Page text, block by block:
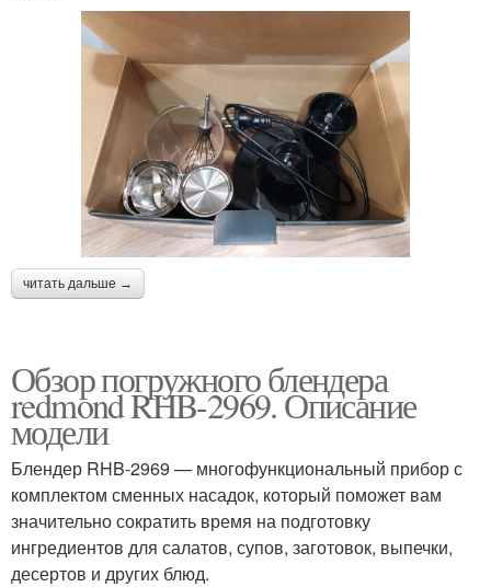
читать дальше →
Обзор погружного блендера
redmond RHB-2969. Описание
модели
Блендер RHB-2969 — многофункциональный прибор с
комплектом сменных насадок, который поможет вам
значительно сократить время на подготовку
ингредиентов для салатов, супов, заготовок, выпечки,
десертов и других блюд.